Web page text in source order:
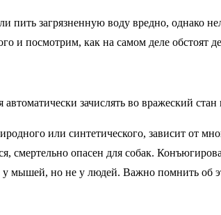
пить загрязненную воду вредно, однако
и посмотрим, как на самом деле обстоят
зачислять во вражеский стан
или синтетического, зависит от
смертельно опасен для собак.
мышей, но не у людей. Важно помнить об